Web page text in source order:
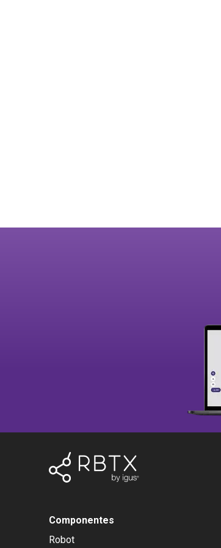
Componentes
Robot